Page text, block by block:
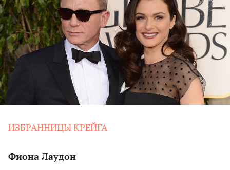
ИЗБРАННИЦЫ КРЕЙГА
Фиона Лаудон